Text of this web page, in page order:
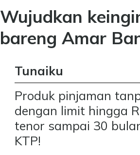
Wujudkan
bareng Amar
Tunaiku
Produk pinjaman
dengan limit hingga
tenor sampai 30
KTP!